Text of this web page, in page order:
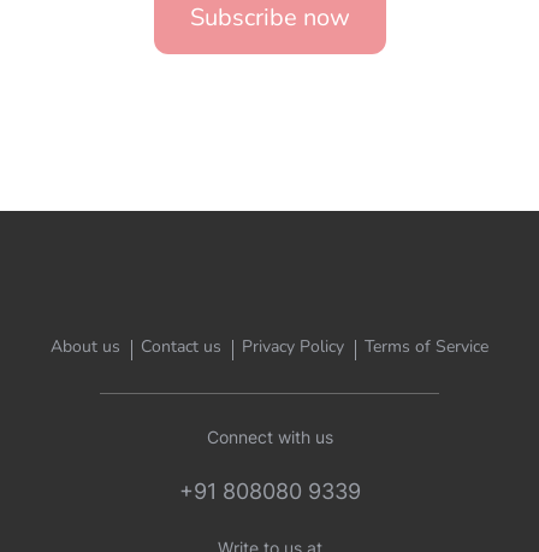
Subscribe now
About us Contact us Privacy Policy Terms of Service
Connect with us
+91 808080 9339